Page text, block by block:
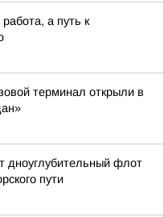
а путь к
терминал открыли в
дноуглубительный флот
пути